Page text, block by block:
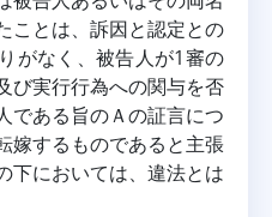
ことは、訴因と認定との
がなく、被告人が1審の
び実行行為への関与を否
である旨のＡの証言につ
嫁するものであると主張
下においては、違法とは